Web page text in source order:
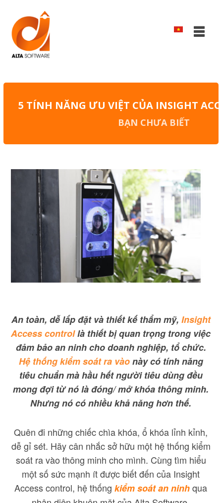
5 TÍNH NĂNG ƯU VIỆT CỦA INSIGHT
BẠN CHƯA BIẾT
An toàn, dễ lắp đặt và thiết kế thẩm mỹ, Insight
Access controllà thiết bị quan trọng trong việc
đảm bảo an ninh cho doanh nghiệp, tổ chức.
Hệ thống kiểm soát ra vàonày có tính năng
tiêu chuẩn mà hầu hết người tiêu dùng đều
mong đợi từ nó là đóng/ mở khóa thông minh.
Nhưng nó có nhiều khả năng hơn thế.
Quên đi những chiếc chìa khóa, ổ khóa lỉnh kỉnh,
dễ gỉ sét. Hãy cân nhắc sở hữu một hệ thống kiểm
soát ra vào thông minh cho mình. Cùng tìm hiểu
một số sức mạnh ít được biết đến của Insight
Access control, hệ thốngkiểm soát an ninhqua